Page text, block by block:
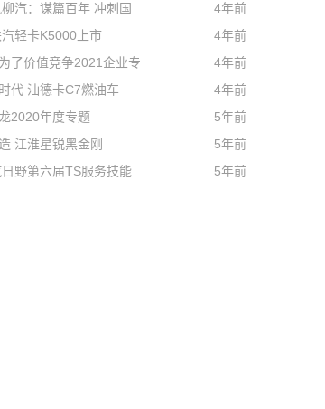
汽：谋篇百年 冲刺国
4年前
轻卡K5000上市
4年前
了价值竞争2021企业专
4年前
代 汕德卡C7燃油车
4年前
2020年度专题
5年前
江淮星锐黑金刚
5年前
野第六届TS服务技能
5年前